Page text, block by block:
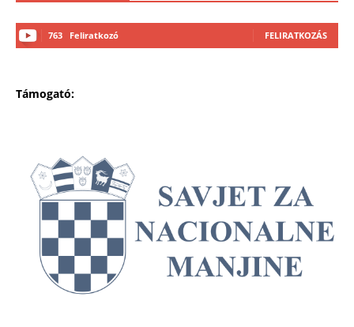
763 Feliratkozó FELIRATKOZÁS
Támogató: